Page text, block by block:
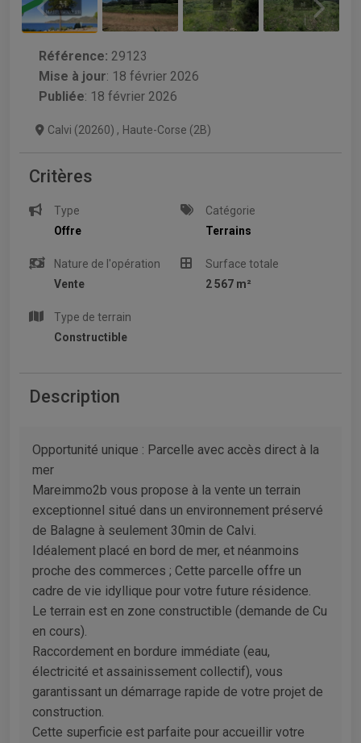
Référence: 29123
Mise à jour: 18 février 2026
Publiée: 18 février 2026
Calvi (20260) , Haute-Corse (2B)
Critères
Type
Offre
Catégorie
Terrains
Nature de l'opération
Vente
Surface totale
2 567 m²
Type de terrain
Constructible
Description
Opportunité unique : Parcelle avec accès direct à la
mer
Mareimmo2b vous propose à la vente un terrain
exceptionnel situé dans un environnement préservé
de Balagne à seulement 30min de Calvi.
Idéalement placé en bord de mer, et néanmoins
proche des commerces ; Cette parcelle offre un
cadre de vie idyllique pour votre future résidence.
Le terrain est en zone constructible (demande de Cu
en cours).
Raccordement en bordure immédiate (eau,
électricité et assainissement collectif), vous
garantissant un démarrage rapide de votre projet de
construction.
Cette superficie est parfaite pour accueillir votre